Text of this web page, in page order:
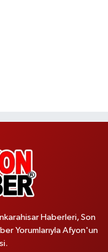
Haberleri, Son
Yorumlarıyla Afyon'un